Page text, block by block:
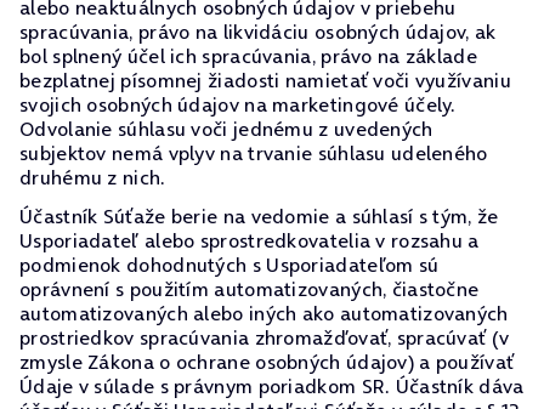
alebo neaktuálnych osobných údajov v priebehu
spracúvania, právo na likvidáciu osobných údajov, ak
bol splnený účel ich spracúvania, právo na základe
bezplatnej písomnej žiadosti namietať voči využívaniu
svojich osobných údajov na marketingové účely.
Odvolanie súhlasu voči jednému z uvedených
subjektov nemá vplyv na trvanie súhlasu udeleného
druhému z nich.
Účastník Súťaže berie na vedomie a súhlasí s tým, že
Usporiadateľ alebo sprostredkovatelia v rozsahu a
podmienok dohodnutých s Usporiadateľom sú
oprávnení s použitím automatizovaných, čiastočne
automatizovaných alebo iných ako automatizovaných
prostriedkov spracúvania zhromažďovať, spracúvať (v
zmysle Zákona o ochrane osobných údajov) a používať
Údaje v súlade s právnym poriadkom SR. Účastník dáva